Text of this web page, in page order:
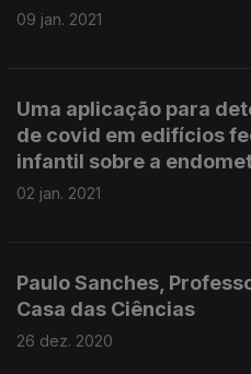
09 jan. 2021
Uma aplicação para
de covid em edifícios
infantil sobre a
02 jan. 2021
Paulo Sanches,
Casa das Ciências
26 dez. 2020